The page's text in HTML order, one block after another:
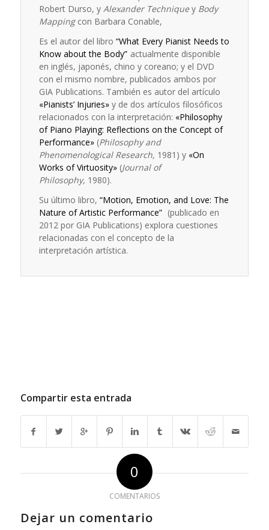
Robert Durso, y Alexander Techniquey Body
Mappingcon Barbara Conable,
Es el autor del libro “What Every Pianist Needs to
Know about the Body” actualmente disponible
en inglés, japonés, chino y coreano; y el DVD
con el mismo nombre, publicados ambos por
GIA Publications. También es autor del artículo
«Pianists’ Injuries»y de dos artículos filosóficos
relacionados con la interpretación: «Philosophy
of Piano Playing: Reflections on the Concept of
Performance»(Philosophy and
Phenomenological Research, 1981) y «On
Works of Virtuosity»(Journal of
Philosophy, 1980).
Su último libro, “Motion, Emotion, and Love: The
Nature of Artistic Performance” (publicado en
2012 por GIA Publications) explora cuestiones
relacionadas con el concepto de la
interpretación artística.
Compartir esta entrada
0
COMENTARIOS
Dejar un comentario